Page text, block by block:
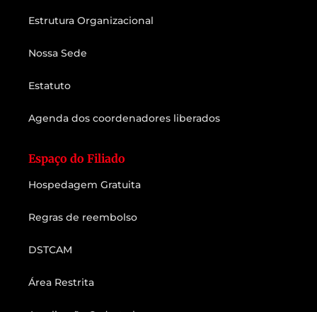
Estrutura Organizacional
Nossa Sede
Estatuto
Agenda dos coordenadores liberados
Espaço do Filiado
Hospedagem Gratuita
Regras de reembolso
DSTCAM
Área Restrita